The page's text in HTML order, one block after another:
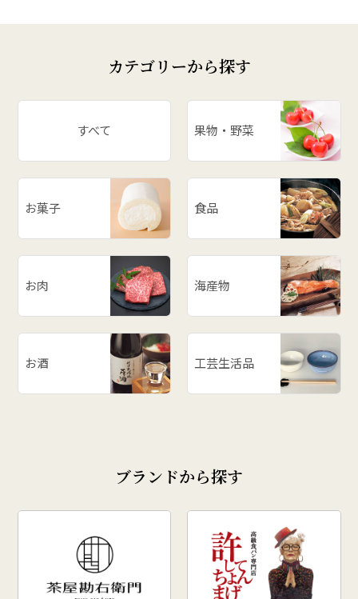
カテゴリーから探す
すべて 果物・野菜
お菓子 食品
お肉 海産物
お酒 工芸生活品
ブランドから探す